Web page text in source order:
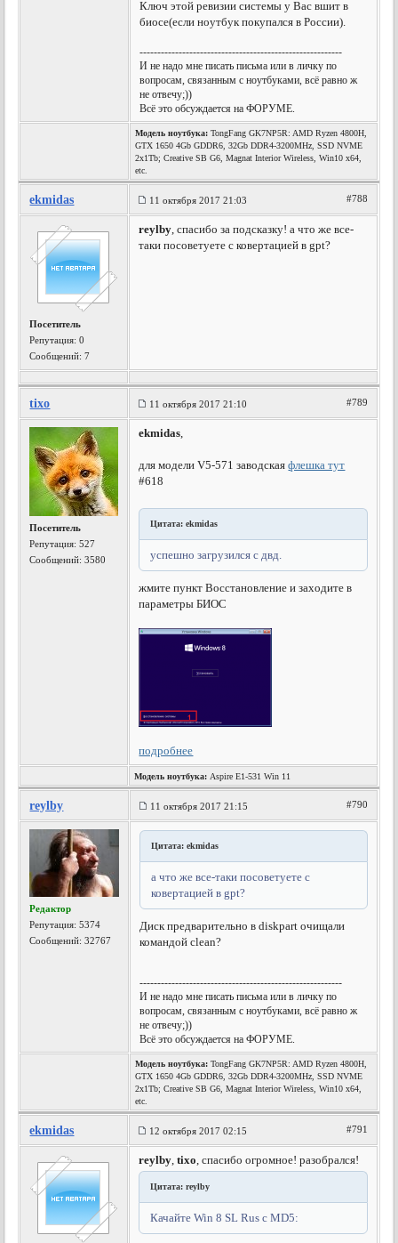
Ключ этой ревизии системы у Вас вшит в
биосе(если ноутбук покупался в России).
---------------------------------------------------------
И не надо мне писать письма или в личку по
вопросам, связанным с ноутбуками, всё равно ж
не отвечу;))
Всё это обсуждается на ФОРУМЕ.
Модель ноутбука: TongFang GK7NP5R: AMD Ryzen 4800H,
GTX 1650 4Gb GDDR6, 32Gb DDR4-3200MHz, SSD NVME
2x1Tb; Creative SB G6, Magnat Interior Wireless, Win10 x64,
etc.
ekmidas 11 октября 2017 21:03 #788
Посетитель
Репутация:0
Сообщений: 7
reylby, спасибо за подсказку! а что же все-
таки посоветуете с ковертацией в gpt?
tixo 11 октября 2017 21:10 #789
Посетитель
Репутация:527
Сообщений: 3580
ekmidas,
для модели V5-571 заводскаяфлешка тут
#618
Цитата: ekmidas
успешно загрузился с двд.
жмите пункт Восстановление и заходите в
параметры БИОС
подробнее
Модель ноутбука: Aspire E1-531 Win 11
reylby 11 октября 2017 21:15 #790
Редактор
Репутация:5374
Сообщений: 32767
Цитата: ekmidas
а что же все-таки посоветуете с
ковертацией в gpt?
Диск предварительно в diskpart очищали
командой clean?
---------------------------------------------------------
И не надо мне писать письма или в личку по
вопросам, связанным с ноутбуками, всё равно ж
не отвечу;))
Всё это обсуждается на ФОРУМЕ.
Модель ноутбука: TongFang GK7NP5R: AMD Ryzen 4800H,
GTX 1650 4Gb GDDR6, 32Gb DDR4-3200MHz, SSD NVME
2x1Tb; Creative SB G6, Magnat Interior Wireless, Win10 x64,
etc.
ekmidas 12 октября 2017 02:15 #791
reylby,tixo, спасибо огромное! разобрался!
Цитата: reylby
Качайте Win 8 SL Rus с MD5: